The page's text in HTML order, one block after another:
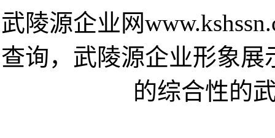
武陵源企业网
查询，武陵源企业形象
的综合性的